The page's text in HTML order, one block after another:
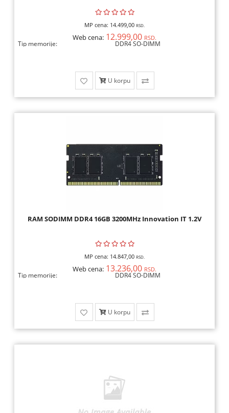
MP cena: 14.499,00 RSD.
Web cena: 12.999,00 RSD.
Tip memorije: DDR4 SO-DIMM
U korpu
RAM SODIMM DDR4 16GB 3200MHz Innovation IT 1.2V
MP cena: 14.847,00 RSD.
Web cena: 13.236,00 RSD.
Tip memorije: DDR4 SO-DIMM
U korpu